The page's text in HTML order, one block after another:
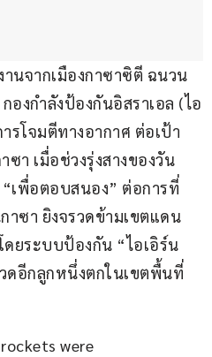
านจากเมืองกาซาซิตี ฉนวน
องกำลังป้องกันอิสราเอล (ไอ
รโจมตีทางอากาศ ต่อเป้า
า เมื่อช่วงรุ่งสางของวัน
เพื่อตอบสนอง” ต่อการที่
าซา ยิงจรวดข้ามเขตแดน
ดยระบบป้องกัน “ไอเอิร์น
ดอีกลูกหนึ่งตกในเขตพื้นที่
rockets were